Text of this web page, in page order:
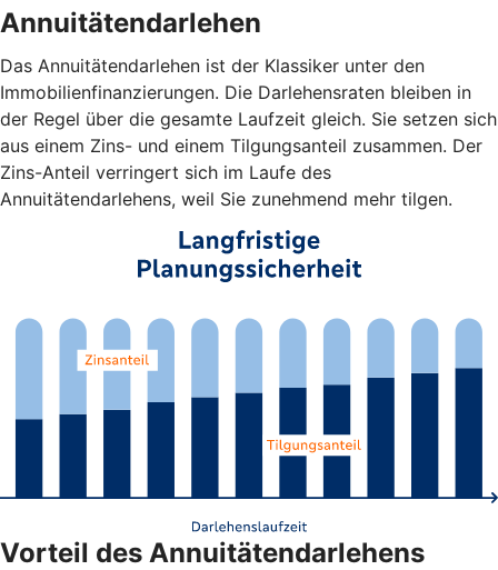
Annuitätendarlehen
Das Annuitätendarlehen ist der Klassiker unter den
Immobilienfinanzierungen. Die Darlehensraten bleiben in
der Regel über die gesamte Laufzeit gleich. Sie setzen sich
aus einem Zins- und einem Tilgungsanteil zusammen. Der
Zins-Anteil verringert sich im Laufe des
Annuitätendarlehens, weil Sie zunehmend mehr tilgen.
Vorteil des Annuitätendarlehens